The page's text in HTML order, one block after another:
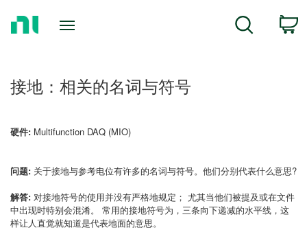
Search
接地：相关的名词与符号
硬件: Multifunction DAQ (MIO)
问题: 关于接地与参考电位有许多的名词与符号。他们分别代表什么意思?
解答: 对接地符号的使用并没有严格地规定； 尤其当他们被提及或在文件
中出现时特别会混淆。 常用的接地符号为，三条向下递减的水平线，这
样让人直觉就知道是代表地面的意思。